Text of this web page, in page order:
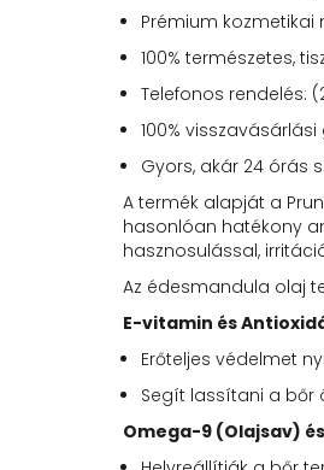
Prémium kozmetikai
100% természetes,
Telefonos rendelés:
100%
Gyors, akár 24 órás
A termék alapját a
hasonlóan hatékony
hasznosulással,
Az édesmandula olaj
E-vitamin és
Erőteljes védelmet
Segít lassítani a bőr
Omega-9 (Olajsav)